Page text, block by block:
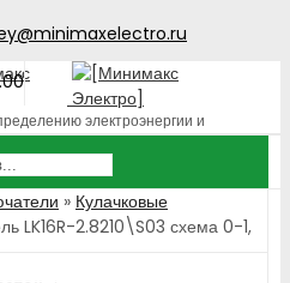
электроэнергии и
» Кулачковые
LK16R-2.8210\S03 схема 0-1,